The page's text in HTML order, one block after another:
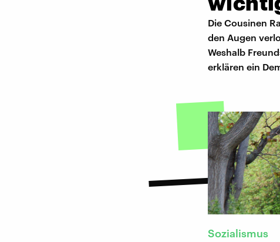
Die Cousinen
den Augen
Weshalb
erklären ein
Sozialismus